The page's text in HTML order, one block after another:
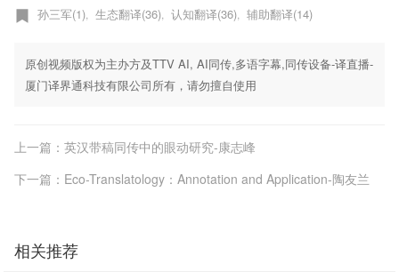
孙三军(1) 生态翻译(36) 认知翻译(36) 辅助翻译(14)
原创视频版权为主办方及TTV AI, AI同传,多语字幕,同传设备-译直播-
厦门译界通科技有限公司所有，请勿擅自使用
上一篇：英汉带稿同传中的眼动研究-康志峰
下一篇：Eco-Translatology：Annotation and Application-陶友兰
相关推荐